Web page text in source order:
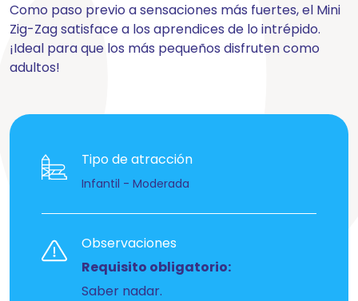
Como paso previo a sensaciones más fuertes, el Mini
Zig-Zag satisface a los aprendices de lo intrépido.
¡Ideal para que los más pequeños disfruten como
adultos!
Tipo de atracción
Infantil - Moderada
Observaciones
Requisito obligatorio:
Saber nadar.